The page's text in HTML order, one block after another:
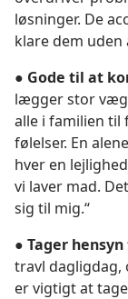
løsninger. De
klare dem uden
● Gode til at
lægger stor
alle i familien til
følelser. En
hver en
vi laver mad.
sig til mig.“
● Tager
travl dagligdag,
er vigtigt at